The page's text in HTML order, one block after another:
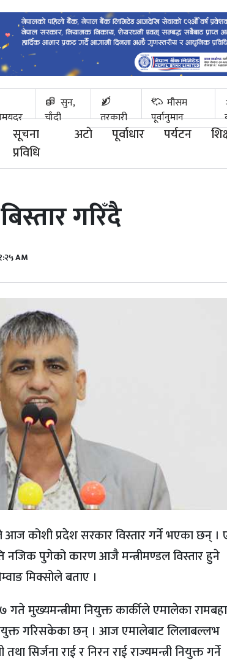
सुन,
चाँदी
तरकारी
मौसम
पूर्वानुमान
सूचना
प्रविधि
अटाे पूर्वाधार पर्यटन
गरिँदै
AM
आज कोशी प्रदेश सरकार विस्तार गर्ने भएका छन् ।
नजिक पुगेको कारण आजै मन्त्रीमण्डल विस्तार हुने
मिक्सोले बताए ।
मुख्यमन्त्रीमा नियुक्त कार्कीले एमालेका
गरिसकेका छन् । आज एमालेबाट लिलाबल्लभ
सिर्जना राई र निरन राई राज्यमन्त्री नियुक्त गर्ने